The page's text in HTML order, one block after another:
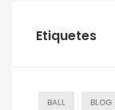
Etiquetes
BALL BLOG